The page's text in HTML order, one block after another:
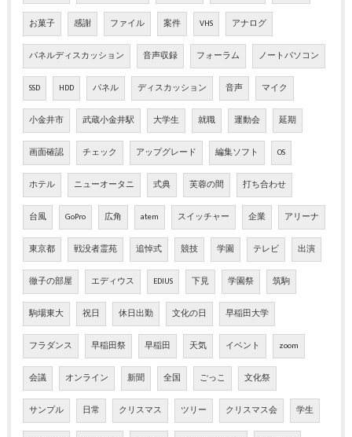
お菓子 感謝 ファイル 案件 VHS アナログ
パネルディスカッション 音声収録 フォーラム ノートパソコン
SSD HDD パネル ディスカッション 音声 マイク
小金井市 武蔵小金井駅 大学生 就職 運動会 延期
画面確認 チェック アップグレード 編集ソフト OS
ホテル ニューオータニ 式典 芙蓉の間 打ち合わせ
台風 GoPro 広角 atem スイッチャー 企業 アリーナ
東京都 戦没者霊苑 追悼式 競技 学園 テレビ 出演
徹子の部屋 エディウス EDIUS 下見 学園祭 筑駒
駒場東大 祝日 休日出勤 文化の日 早稲田大学
フラダンス 早稲田祭 早稲田 天気 イベント zoom
会議 オンライン 新聞 全国 ごっこ 文化祭
サンプル 日常 クリスマス ツリー クリスマス会 学生